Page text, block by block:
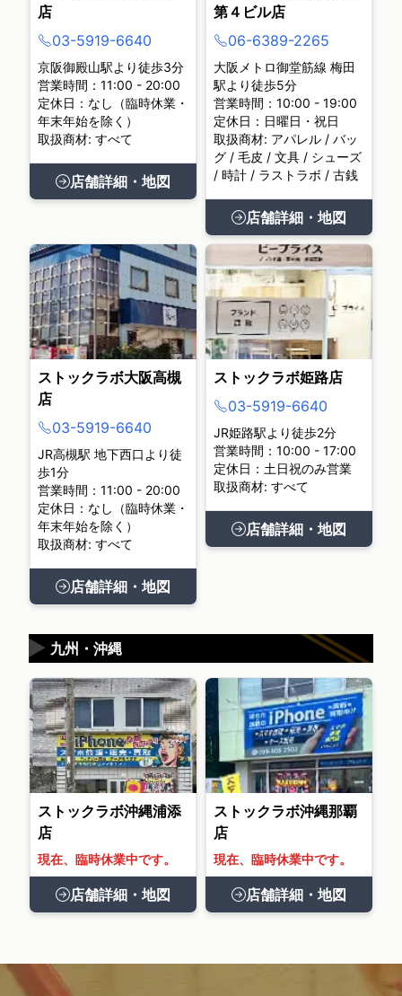
店
03-5919-6640
京阪御殿山駅より徒歩3分
営業時間：11:00 - 20:00
定休日：なし（臨時休業・
年末年始を除く）
取扱商材: すべて
店舗詳細・地図
第４ビル店
06-6389-2265
大阪メトロ御堂筋線 梅田
駅より徒歩5分
営業時間：10:00 - 19:00
定休日：日曜日・祝日
取扱商材: アパレル / バッ
グ / 毛皮 / 文具 / シューズ
/ 時計 / ラストラボ / 古銭
店舗詳細・地図
ストックラボ大阪高槻
店
03-5919-6640
JR高槻駅 地下西口より徒
歩1分
営業時間：11:00 - 20:00
定休日：なし（臨時休業・
年末年始を除く）
取扱商材: すべて
店舗詳細・地図
ストックラボ姫路店
03-5919-6640
JR姫路駅より徒歩2分
営業時間：10:00 - 17:00
定休日：土日祝のみ営業
取扱商材: すべて
店舗詳細・地図
九州・沖縄
▶
ストックラボ沖縄浦添
店
現在、臨時休業中です。
店舗詳細・地図
ストックラボ沖縄那覇
店
現在、臨時休業中です。
店舗詳細・地図